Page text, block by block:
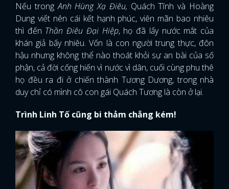
Nếu trongAnh Hùng Xạ Điêu, Quách Tĩnh và Hoàng
Dung viết nên cái kết hạnh phúc, viên mãn bao nhiêu
thì đến Thần Điêu Đại Hiệp, họ đã lấy nước mắt của
khán giả bấy nhiêu. Vốn là con người trung thực, đôn
hậu nhưng không thể nào thoát khỏi sự an bài của số
phận, cả đời cống hiến vì nước vì dân, cuối cùng phu thê
họ đều ra đi ở chiến thành Tương Dương, trong nhà
duy chỉ có mình cô con gái Quách Tương là còn ở lại.
Trình Linh Tố cũng bi thảm chẳng kém!